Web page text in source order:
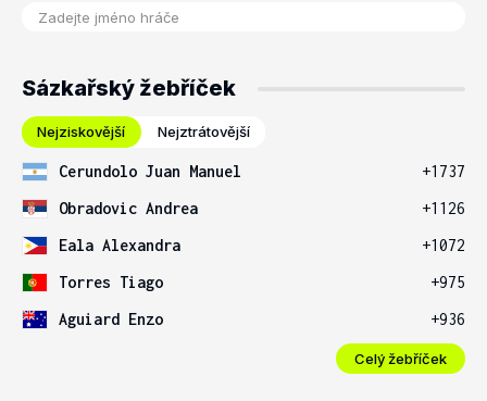
Sázkařský žebříček
Nejziskovější Nejztrátovější
Cerundolo Juan Manuel
+1737
Obradovic Andrea
+1126
Eala Alexandra
+1072
Torres Tiago
+975
Aguiard Enzo
+936
Celý žebříček